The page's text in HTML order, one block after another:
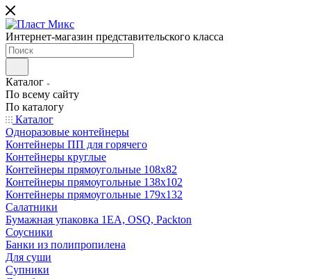
Интернет-магазин представительского класса
Каталог
По всему сайту
По каталогу
Каталог
Одноразовые контейнеры
Контейнеры ПП для горячего
Контейнеры круглые
Контейнеры прямоугольные 108х82
Контейнеры прямоугольные 138х102
Контейнеры прямоугольные 179х132
Салатники
Бумажная упаковка 1ЕА, OSQ, Packton
Соусники
Банки из полипропилена
Для суши
Супники